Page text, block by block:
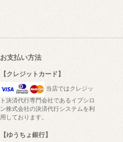
お支払い方法
【クレジットカード】
当店ではクレジッ
ト決済代行専門会社であるイプシロ
ン株式会社の決済代行システムを利
用しております。
【ゆうちょ銀行】